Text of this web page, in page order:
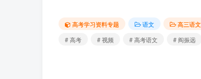
高考学习资料专题 语文
高三语文
# 高考
# 视频 # 高考语文 # 阎振远